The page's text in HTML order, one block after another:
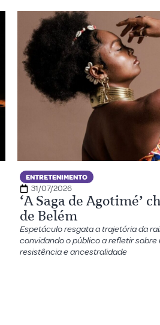
ENTRETENIMENTO
31/07/2026
‘A Saga de Agotimé’
de Belém
Espetáculo resgata a trajetória da
convidando o público a refletir
resistência e ancestralidade